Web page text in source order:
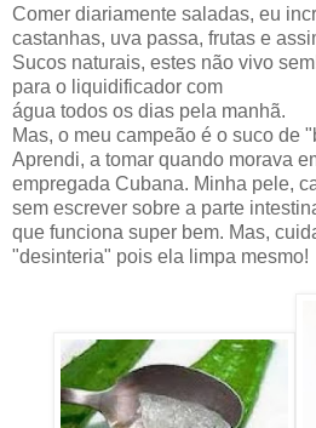
Comer diariamente saladas, eu
castanhas, uva passa, frutas e
Sucos naturais, estes não vivo
para o liquidificador com
água todos os dias pela manhã.
Mas, o meu campeão é o suco de
Aprendi, a tomar quando morava
empregada Cubana. Minha pele,
sem escrever sobre a parte
que funciona super bem. Mas,
"desinteria" pois ela limpa mesmo!